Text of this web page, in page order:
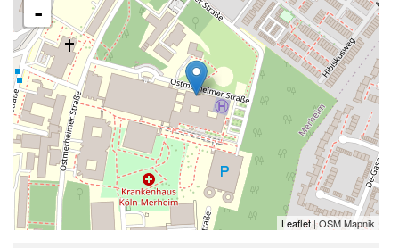
-
Leaflet| OSM Mapnik